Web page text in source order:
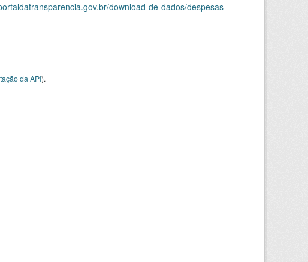
download-de-dados/despesas-
da API).